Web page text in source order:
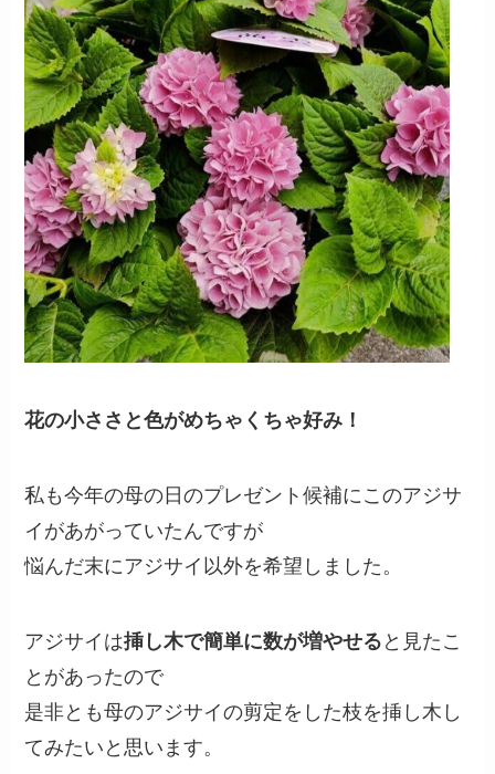
花の小ささと色がめちゃくちゃ好み！
私も今年の母の日のプレゼント候補にこのアジサ
イがあがっていたんですが
悩んだ末にアジサイ以外を希望しました。
アジサイは挿し木で簡単に数が増やせる と見たこ
とがあったので
是非とも母のアジサイの剪定をした枝を挿し木し
てみたいと思います。